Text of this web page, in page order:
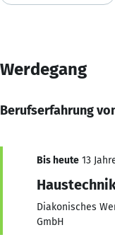
Werdegang
Berufserfahrung
Bis heute 13
Diakonisches
GmbH